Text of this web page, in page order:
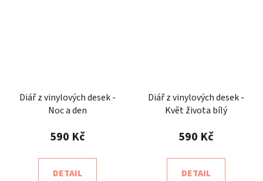
Diář z vinylových desek -
Noc a den
590 Kč
DETAIL
Diář z vinylových desek -
Květ života bílý
590 Kč
DETAIL